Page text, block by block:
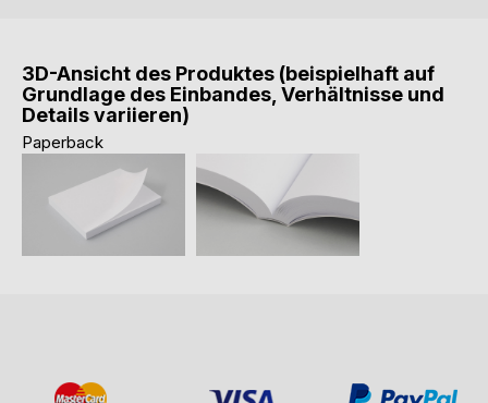
3D-Ansicht des Produktes (beispielhaft auf
Grundlage des Einbandes, Verhältnisse und
Details variieren)
Paperback